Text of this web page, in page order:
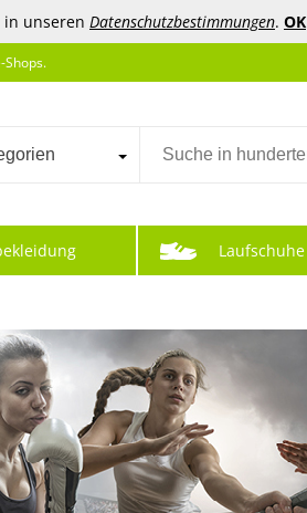
in unseren Datenschutzbestimmungen. OK
Laufschuhe